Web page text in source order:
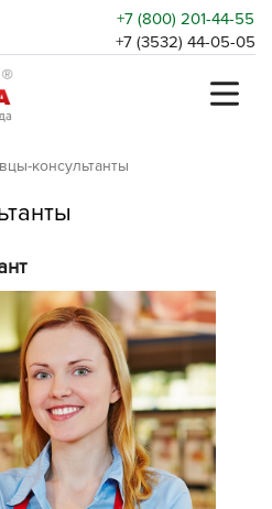
+7 (800) 201-44-55
+7 (3532) 44-05-05
консультанты